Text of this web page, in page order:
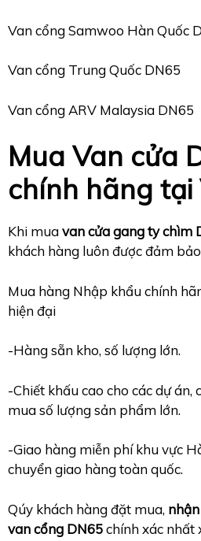
Van cổng Samwoo Hàn Quốc
Van cổng Trung Quốc DN65
Van cổng ARV Malaysia DN65
Mua Van cửa
chính hãng tại
Khi muavan cửa gang ty chìm
khách hàng luôn được đảm
Mua hàng Nhập khẩu chính
hiện đại
-Hàng sẵn kho, số lượng lớn.
-Chiết khấu cao cho các dự án,
mua số lượng sản phẩm lớn.
-Giao hàng miễn phí khu vực
chuyển giao hàng toàn quốc.
Qúy khách hàng đặt mua,
van cổng DN65chính xác nhất